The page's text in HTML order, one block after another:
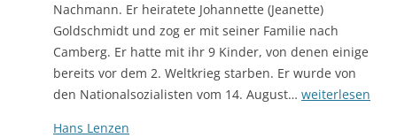
Nachmann. Er heiratete Johannette (Jeanette)
Goldschmidt und zog er mit seiner Familie nach
Camberg. Er hatte mit ihr 9 Kinder, von denen einige
bereits vor dem 2. Weltkrieg starben. Er wurde von
den Nationalsozialisten vom 14. August… Gustav
weiterlesen
Hans Lenzen